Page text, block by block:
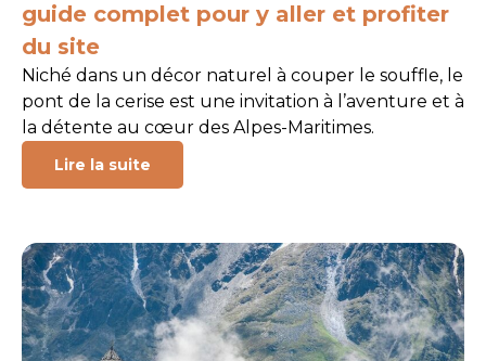
guide complet pour y aller et profiter
du site
Niché dans un décor naturel à couper le souffle, le
pont de la cerise est une invitation à l’aventure et à
la détente au cœur des Alpes-Maritimes.
Lire la suite